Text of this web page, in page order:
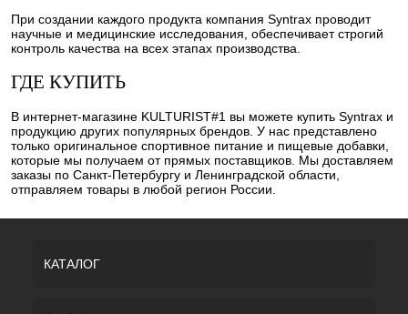
При создании каждого продукта компания Syntrax проводит
научные и медицинские исследования, обеспечивает строгий
контроль качества на всех этапах производства.
ГДЕ КУПИТЬ
В интернет-магазине KULTURIST#1 вы можете купить Syntrax и
продукцию других популярных брендов. У нас представлено
только оригинальное спортивное питание и пищевые добавки,
которые мы получаем от прямых поставщиков. Мы доставляем
заказы по Санкт-Петербургу и Ленинградской области,
отправляем товары в любой регион России.
КАТАЛОГ